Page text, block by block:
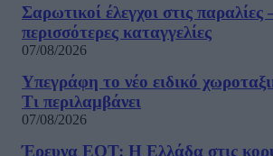
Σαρωτικοί έλεγχοι στις παραλίες
περισσότερες καταγγελίες
07/08/2026
Υπεγράφη το νέο ειδικό
Τι περιλαμβάνει
07/08/2026
Έρευνα ΕΟΤ: Η Ελλάδα στις